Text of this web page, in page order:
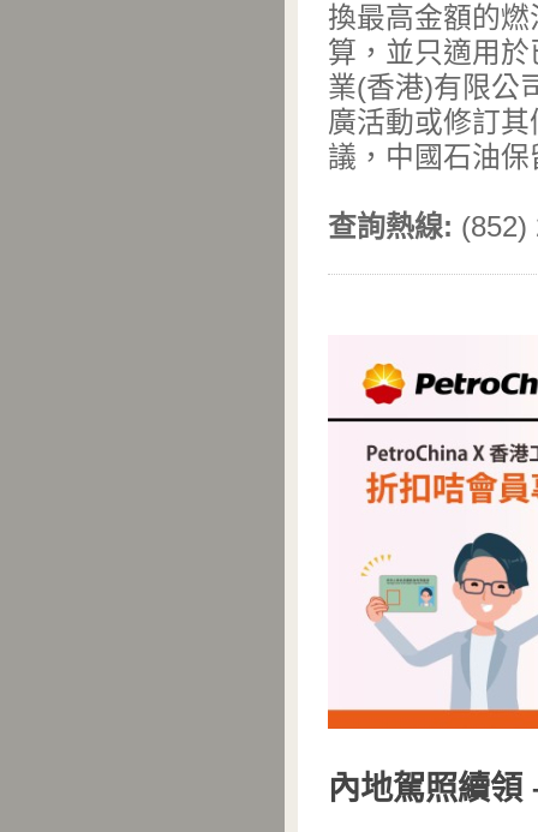
換最高金額的
算，並只適用
業(香港)有限公
廣活動或修訂
議，中國石油
查詢熱線: (852)
內地駕照續